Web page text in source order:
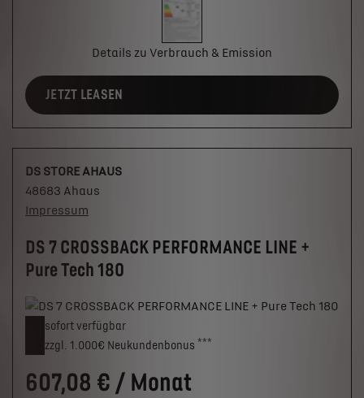
Details zu Verbrauch & Emission
JETZT LEASEN
DS 7 CROSSBACK PERFORMANCE LINE +
Pure Tech 180
sofort verfügbar
zzgl. 1.000€ Neukunden­bonus ***
607,08 € / Monat
DS STORE AHAUS
48683 Ahaus
Impressum